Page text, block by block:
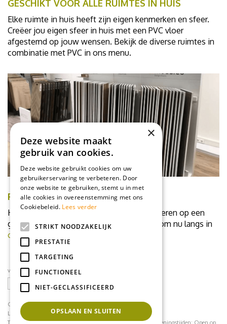
GESCHIKT VOOR ALLE RUIMTES IN HUIS
Elke ruimte in huis heeft zijn eigen kenmerken en sfeer.
Creëer jou eigen sfeer in huis met een PVC vloer
afgestemd op jouw wensen. Bekijk de diverse ruimtes in
combinatie met PVC in ons menu.
PERSOONLIJK ADVIES
Heeft u nog vragen of wil je graag PVC vloeren op een
groot formaat zien? Bel 085-3030210 of kom nu langs in
onze showroom
volg ons op social media
CONTACT
Loodijk 24
1243 JB 's Graveland
Telefoonnummer:035 - 64 22 708 contact@mflorshop.nl Openingstijden: Open op
×
Deze website maakt
gebruik van cookies.
Deze website gebruikt cookies om uw
gebruikerservaring te verbeteren. Door
onze website te gebruiken, stemt u in met
alle cookies in overeenstemming met ons
Cookiebeleid. Lees verder
STRIKT NOODZAKELIJK
PRESTATIE
TARGETING
FUNCTIONEEL
NIET-GECLASSIFICEERD
OPSLAAN EN SLUITEN